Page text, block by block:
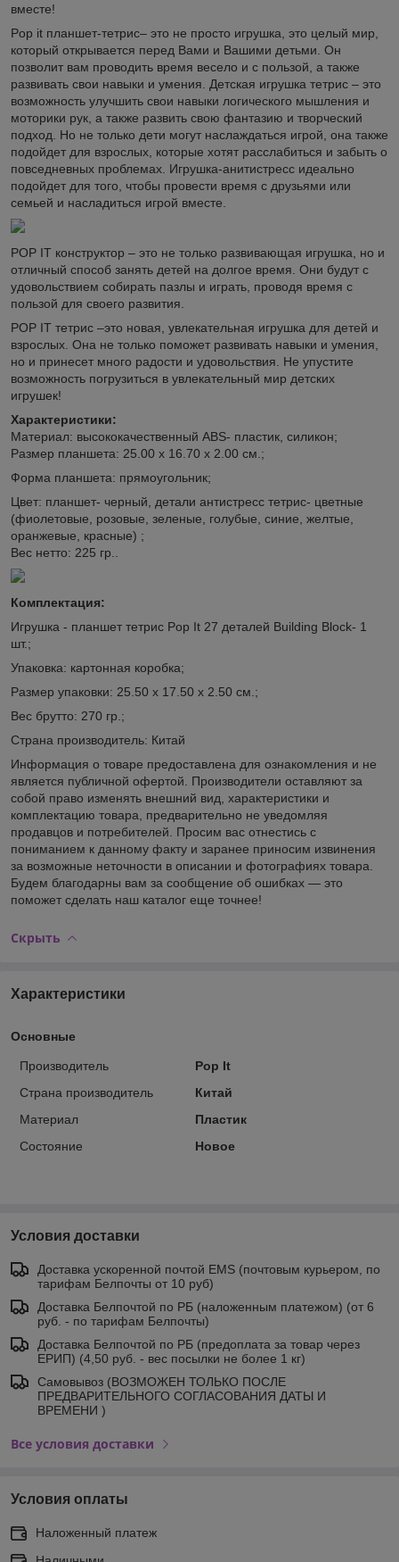
вместе!
Pop it планшет-тетрис– это не просто игрушка, это целый мир,
который открывается перед Вами и Вашими детьми. Он
позволит вам проводить время весело и с пользой, а также
развивать свои навыки и умения. Детская игрушка тетрис – это
возможность улучшить свои навыки логического мышления и
моторики рук, а также развить свою фантазию и творческий
подход. Но не только дети могут наслаждаться игрой, она также
подойдет для взрослых, которые хотят расслабиться и забыть о
повседневных проблемах. Игрушка-анитистресс идеально
подойдет для того, чтобы провести время с друзьями или
семьей и насладиться игрой вместе.
POP IT конструктор – это не только развивающая игрушка, но и
отличный способ занять детей на долгое время. Они будут с
удовольствием собирать пазлы и играть, проводя время с
пользой для своего развития.
POP IT тетрис –это новая, увлекательная игрушка для детей и
взрослых. Она не только поможет развивать навыки и умения,
но и принесет много радости и удовольствия. Не упустите
возможность погрузиться в увлекательный мир детских
игрушек!
Характеристики:
Материал: высококачественный ABS- пластик, силикон;
Размер планшета: 25.00 х 16.70 х 2.00 см.;
Форма планшета: прямоугольник;
Цвет: планшет- черный, детали антистресс тетрис- цветные
(фиолетовые, розовые, зеленые, голубые, синие, желтые,
оранжевые, красные) ;
Вес нетто: 225 гр..
Комплектация:
Игрушка - планшет тетрис Pop It 27 деталей Building Block- 1
шт.;
Упаковка: картонная коробка;
Размер упаковки: 25.50 х 17.50 х 2.50 см.;
Вес брутто: 270 гр.;
Страна производитель: Китай
Информация о товаре предоставлена для ознакомления и не
является публичной офертой. Производители оставляют за
собой право изменять внешний вид, характеристики и
комплектацию товара, предварительно не уведомляя
продавцов и потребителей. Просим вас отнестись с
пониманием к данному факту и заранее приносим извинения
за возможные неточности в описании и фотографиях товара.
Будем благодарны вам за сообщение об ошибках — это
поможет сделать наш каталог еще точнее!
Скрыть
Характеристики
Основные
Производитель
Pop It
Страна производитель
Китай
Материал
Пластик
Состояние
Новое
Условия доставки
Доставка ускоренной почтой EMS (почтовым курьером, по
тарифам Белпочты от 10 руб)
Доставка Белпочтой по РБ (наложенным платежом) (от 6
руб. - по тарифам Белпочты)
Доставка Белпочтой по РБ (предоплата за товар через
ЕРИП) (4,50 руб. - вес посылки не более 1 кг)
Самовывоз (ВОЗМОЖЕН ТОЛЬКО ПОСЛЕ
ПРЕДВАРИТЕЛЬНОГО СОГЛАСОВАНИЯ ДАТЫ И
ВРЕМЕНИ )
Все условия доставки
Условия оплаты
Наложенный платеж